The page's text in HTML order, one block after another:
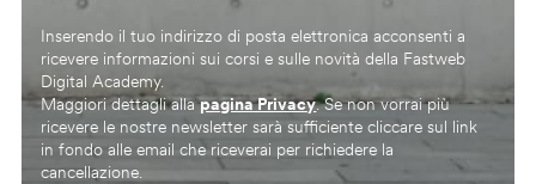
Inserendo il tuo indirizzo di posta elettronica acconsenti a
ricevere informazioni sui corsi e sulle novità della Fastweb
Digital Academy.
Maggiori dettagli allapagina Privacy. Se non vorrai più
ricevere le nostre newsletter sarà sufficiente cliccare sul link
in fondo alle email che riceverai per richiedere la
cancellazione.